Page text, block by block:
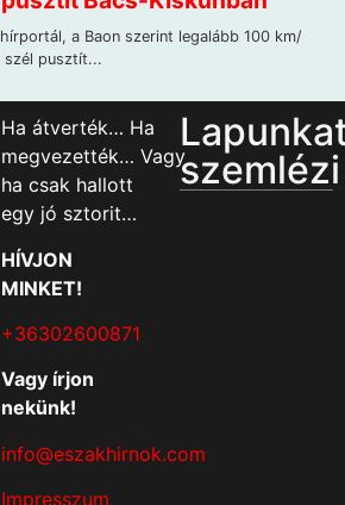
Ha átverték… Ha
megvezették… Vagy
ha csak hallott
egy jó sztorit…
HÍVJON
MINKET!
+36302600871
Vagy írjon
nekünk!
info@eszakhirnok.com
Impresszum
szemlézi